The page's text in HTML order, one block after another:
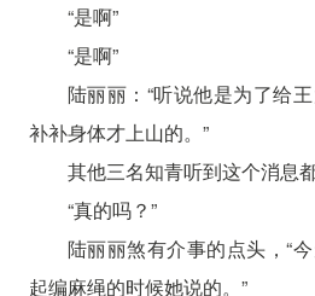
“是啊”
“是啊”
陆丽丽：“听说他是为了给
补补身体才上山的。”
其他三名知青听到这个消息都
“真的吗？”
陆丽丽煞有介事的点头，“
起编麻绳的时候她说的。”